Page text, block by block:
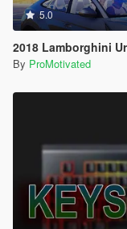
5.0
2018 Lamborghini
By ProMotivated